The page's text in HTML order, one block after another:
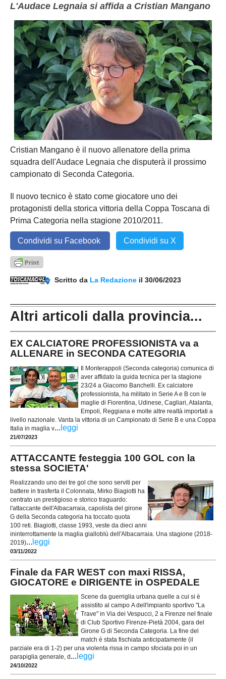
L'Audace Legnaia si affida a Cristian Mangano
Cristian Mangano è il nuovo allenatore della prima
squadra dell'Audace Legnaia che disputerà il prossimo
campionato di Seconda Categoria.
Il nuovo tecnico è stato come giocatore uno dei
protagonisti della storica vittoria della Coppa Toscana di
Prima Categoria nella stagione 2010/2011.
Condividi su Facebook Condividi su X
Scritto da La Redazione il 30/06/2023
Altri articoli dalla provincia...
EX CALCIATORE PROFESSIONISTA va a
ALLENARE in SECONDA CATEGORIA
Il Monterappoli (Seconda categoria) comunica di
aver affidato la guida tecnica per la stagione
23/24 a Giacomo Banchelli. Ex calciatore
professionista, ha militato in Serie A e B con le
maglie di Fiorentina, Udinese, Cagliari, Atalanta,
Empoli, Reggiana e molte altre realtà importati a
livello nazionale. Vanta la vittoria di un Campionato di Serie B e una Coppa
Italia in maglia v... leggi
21/07/2023
ATTACCANTE festeggia 100 GOL con la
stessa SOCIETA'
Realizzando uno dei tre gol che sono serviti per
battere in trasferta il Colonnata, Mirko Biagiotti ha
centrato un prestigioso e storico traguardo:
l'attaccante dell'Albacarraia, capolista del girone
G della Seconda categoria ha toccato quota
100 reti. Biagiotti, classe 1993, veste da dieci anni
ininterrottamente la maglia gialloblù dell'Albacarraia. Una stagione (2018-
2019)... leggi
03/11/2022
Finale da FAR WEST con maxi RISSA,
GIOCATORE e DIRIGENTE in OSPEDALE
Scene da guerriglia urbana quelle a cui si è
assistito al campo A dell'impianto sportivo "La
Trave" in Via dei Vespucci, 2 a Firenze nel finale
di Club Sportivo Firenze-Pietà 2004, gara del
Girone G di Seconda Categoria. La fine del
match è stata fischiata anticipatamente (il
parziale era di 1-2) per una violenta rissa in campo sfociata poi in un
parapiglia generale, d ... leggi
24/10/2022